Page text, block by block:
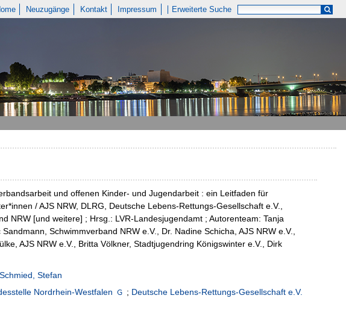
Neuzugänge Kontakt Impressum Erweiterte Suche
und offenen Kinder- und Jugendarbeit : ein Leitfaden für
/ AJS NRW, DLRG, Deutsche Lebens-Rettungs-Gesellschaft e.V.,
NRW [und weitere] ; Hrsg.: LVR-Landesjugendamt ; Autorenteam: Tanja
Schwimmverband NRW e.V., Dr. Nadine Schicha, AJS NRW e.V.,
AJS NRW e.V., Britta Völkner, Stadtjugendring Königswinter e.V., Dirk
Schmied, Stefan
Nordrhein-Westfalen ; Deutsche Lebens-Rettungs-Gesellschaft e.V.